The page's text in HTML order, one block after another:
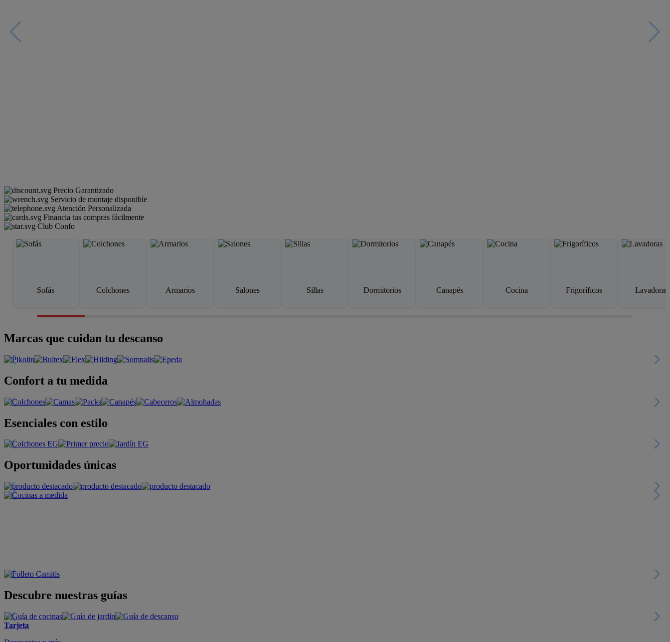
Precio Garantizado
Servicio de montaje disponible
Atención Personalizada
Financia tus compras fácilmente
Club Confo
Sofás Colchones Armarios Salones Sillas Dormitorios Canapés Cocina Frigoríficos Lavadoras
Marcas que cuidan tu descanso
Confort a tu medida
Esenciales con estilo
Oportunidades únicas
Descubre nuestras guías
Tarjeta